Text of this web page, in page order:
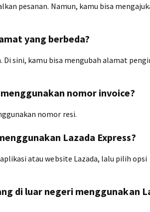
pesanan. Namun, kamu bisa
yang berbeda?
Di sini, kamu bisa mengubah alamat
nomor invoice?
nomor resi.
Lazada Express?
atau website Lazada, lalu pilih opsi
di luar negeri menggunakan